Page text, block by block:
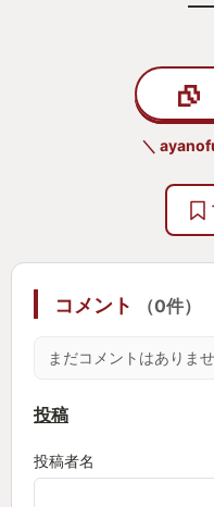
そんな大人の事情を
それに声がいいので
びっくりするような演
＼
コメント （0件）
まだコメントはありませ
投稿
投稿者名